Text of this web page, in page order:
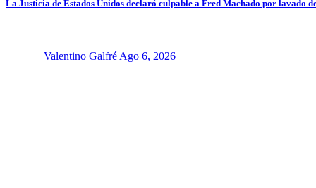
La Justicia de Estados Unidos declaró culpable a Fred Machado por lavado
Valentino GalfréAgo 6, 2026